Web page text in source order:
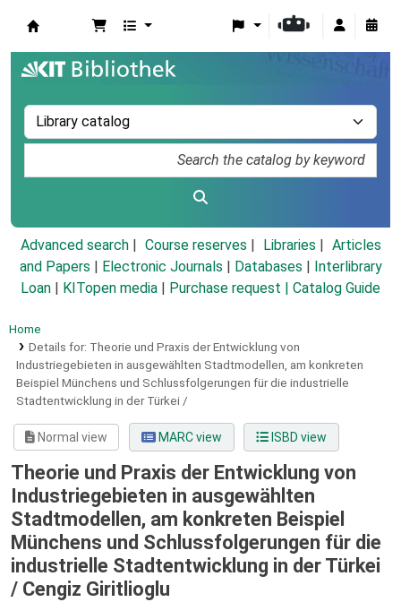
Advanced search Course reserves Libraries
Articles
and Papers
Electronic Journals Databases
Interlibrary
Loan
KITopen media Purchase request | Catalog Guide
Home
Details for: Theorie und Praxis der Entwicklung von
Industriegebieten in ausgewählten Stadtmodellen, am konkreten
Beispiel Münchens und Schlussfolgerungen für die industrielle
Stadtentwicklung in der Türkei /
Normal view MARC view ISBD view
Theorie und Praxis der Entwicklung von
Industriegebieten in ausgewählten
Stadtmodellen, am konkreten Beispiel
Münchens und Schlussfolgerungen für die
industrielle Stadtentwicklung in der Türkei
/ Cengiz Giritlioglu